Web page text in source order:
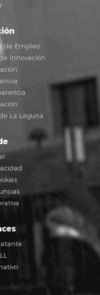
de Empleo
Innovación
La Laguna